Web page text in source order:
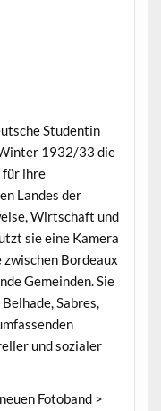
Studentin
1932/33 die
für ihre
Landes der
Wirtschaft und
sie eine Kamera
Bordeaux
Gemeinden. Sie
Sabres,
und sozialer
Fotoband >